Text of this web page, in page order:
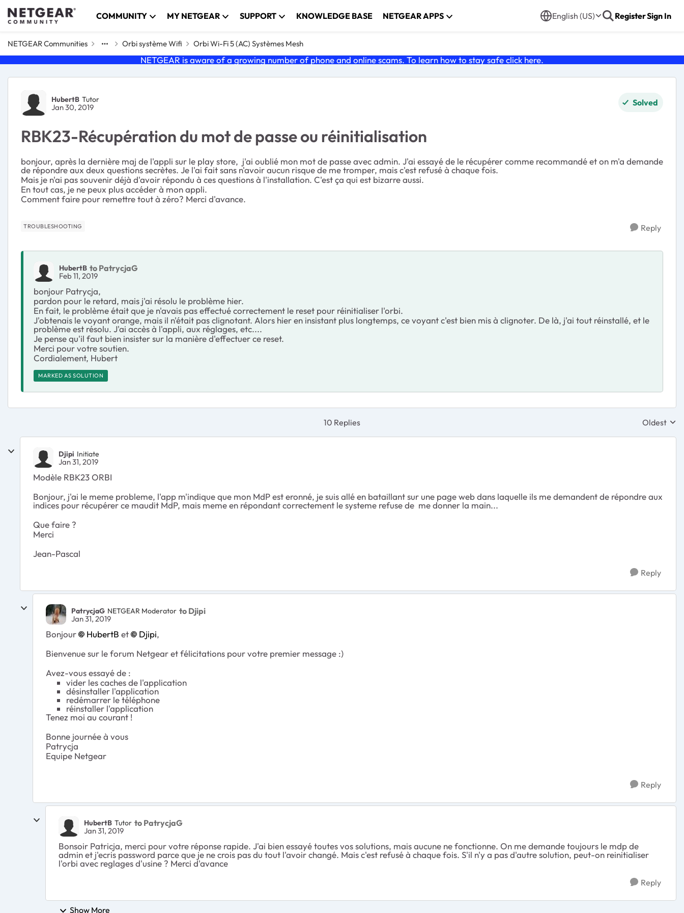
Skip to content COMMUNITY MY NETGEAR SUPPORT KNOWLEDGE BASE NETGEAR APPS English (US) RegisterSign In
NETGEAR Communities Orbi système Wifi Orbi Wi-Fi 5 (AC) Systèmes Mesh
NETGEAR is aware of a growing number of phone and online scams. To learn how to stay safe click here.
Forum Discussion
HubertB Tutor
Jan 30, 2019 Solved
RBK23-Récupération du mot de passe ou réinitialisation
bonjour, après la dernière maj de l'appli sur le play store, j'ai oublié mon mot de passe avec admin. J'ai essayé de le récupérer comme recommandé et on m'a demande
de répondre aux deux questions secrètes. Je l'ai fait sans n'avoir aucun risque de me tromper, mais c'est refusé à chaque fois.
Mais je n'ai pas souvenir déjà d'avoir répondu à ces questions à l'installation. C'est ça qui est bizarre aussi.
En tout cas, je ne peux plus accéder à mon appli.
Comment faire pour remettre tout à zéro? Merci d'avance.
TROUBLESHOOTING Reply
HubertB to PatrycjaG
Feb 11, 2019
bonjour Patrycja,
pardon pour le retard, mais j'ai résolu le problème hier.
En fait, le problème était que je n'avais pas effectué correctement le reset pour réinitialiser l'orbi.
J'obtenais le voyant orange, mais il n'était pas clignotant. Alors hier en insistant plus longtemps, ce voyant c'est bien mis à clignoter. De là, j'ai tout réinstallé, et le
problème est résolu. J'ai accès à l'appli, aux réglages, etc....
Je pense qu'il faut bien insister sur la manière d'effectuer ce reset.
Merci pour votre soutien.
Cordialement, Hubert
MARKED AS SOLUTION
10 Replies Replies
Oldest
Djipi Initiate
Jan 31, 2019
Modèle RBK23 ORBI
Bonjour, j'ai le meme probleme, l'app m'indique que mon MdP est eronné, je suis allé en bataillant sur une page web dans laquelle ils me demandent de répondre aux
indices pour récupérer ce maudit MdP, mais meme en répondant correctement le systeme refuse de me donner la main...
Que faire ?
Merci
Jean-Pascal
Reply
PatrycjaG NETGEAR Moderator to Djipi
Jan 31, 2019
Bonjour HubertB et Djipi,
Bienvenue sur le forum Netgear et félicitations pour votre premier message :)
Avez-vous essayé de :
vider les caches de l'application
désinstaller l'application
redémarrer le téléphone
réinstaller l'application
Tenez moi au courant !
Bonne journée à vous
Patrycja
Equipe Netgear
Reply
HubertB Tutor to PatrycjaG
Jan 31, 2019
Bonsoir Patricja, merci pour votre réponse rapide. J'ai bien essayé toutes vos solutions, mais aucune ne fonctionne. On me demande toujours le mdp de
admin et j'ecris password parce que je ne crois pas du tout l'avoir changé. Mais c'est refusé à chaque fois. S'il n'y a pas d'autre solution, peut-on reinitialiser
l'orbi avec reglages d'usine ? Merci d'avance
Reply
Show More